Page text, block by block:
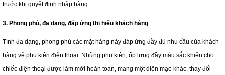
trước khi quyết định nhập hàng.
3. Phong phú, đa dạng, đáp ứng thị hiếu khách hàng
Tính đa dạng, phong phú các mặt hàng này đáp ứng đầy đủ nhu cầu của khách
hàng về phụ kiện điện thoại. Những phụ kiện, ốp lưng đầy màu sắc khiến cho
chiếc điện thoại được làm mới hoàn toàn, mang một diện mạo khác, thay đổi